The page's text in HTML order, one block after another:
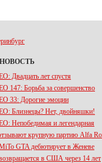
Двадцать лет спустя
147: Борьба за совершенство
33: Дорогие эмоции
Близнецы? Нет, двойняшки!
Непобедимая и легендарная
крупную партию Alfa
GTA дебютирует в Женеве
в США через 14 лет